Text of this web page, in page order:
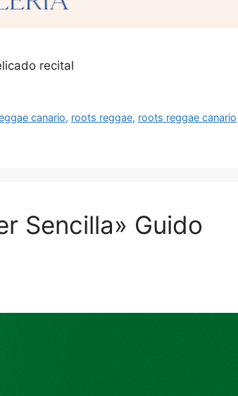
recital
canario, roots reggae, roots reggae canario
Sencilla» Guido